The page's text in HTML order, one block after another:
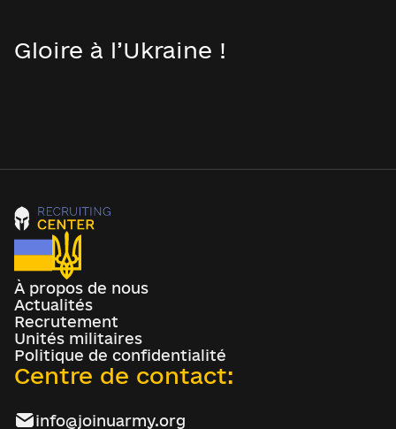
Gloire à l’Ukraine !
À propos de nous
Actualités
Recrutement
Unités militaires
Politique de confidentialité
Centre de contact:
info@joinuarmy.org